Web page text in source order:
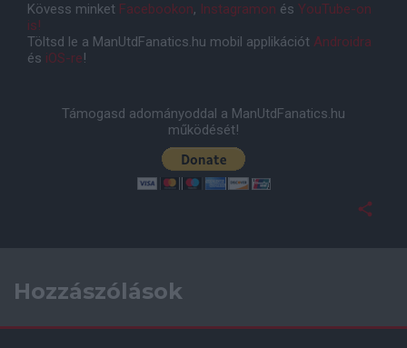
Kövess minket Facebookon, Instagramon és YouTube-on
is!
Töltsd le a ManUtdFanatics.hu mobil applikációt Androidra
és iOS-re!
Támogasd adományoddal a ManUtdFanatics.hu
működését!
Hozzászólások